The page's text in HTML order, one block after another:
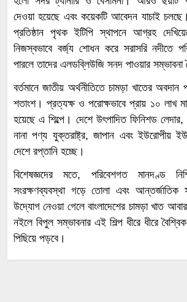
দেওয়া হয়েছে এবং কয়েকটি আবেদন যাচাই
প্রতিষ্ঠান পৃথক ইটিপি স্থাপনে আগ্রহ
নিজস্বভাবে বর্জ্য শোধন করে সরাসরি নদীতে
পারলে তাদের এলডব্লিউজি সনদ পাওয়ার সম্ভাবনা
বর্তমানে জাতীয় অর্থনীতিতে চামড়া খাতের
শতাংশ। প্রত্যক্ষ ও পরোক্ষভাবে প্রায় ১০ লাখ
হয়েছে এ শিল্পে। দেশে উৎপাদিত ফিনিশড
নানা পণ্য যুক্তরাষ্ট্র, জাপান এবং ইউরোপীয়
দেশে রপ্তানি হচ্ছে।
বিশেষজ্ঞদের মতে, পরিবেশগত মানদণ্ড
সংরক্ষণব্যবস্থা গড়ে তোলা এবং আন্তর্জাতিক
উদ্যোগ নেওয়া গেলে বাংলাদেশের চামড়া খাত
নইলে বিপুল সম্ভাবনার এই শিল্প ধীরে ধীরে
পিছিয়ে পড়বে।